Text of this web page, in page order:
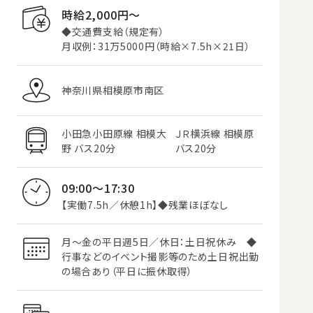
時給2,000円〜
◆交通費支給（規定有）
月収例：31万5000円（時給×7.5h×21日）
神奈川県相模原市南区
小田急小田原線 相模大
野 バス20分
ＪＲ横浜線 相模原
バス20分
09:00～17:30
【実働7.5h／休憩1h】◆残業ほぼなし
月～金の平日週5日／休日：土日祝休み ◆
行事などのイベント撮影等のため土日祝出勤
の場合あり（平日に振休取得）